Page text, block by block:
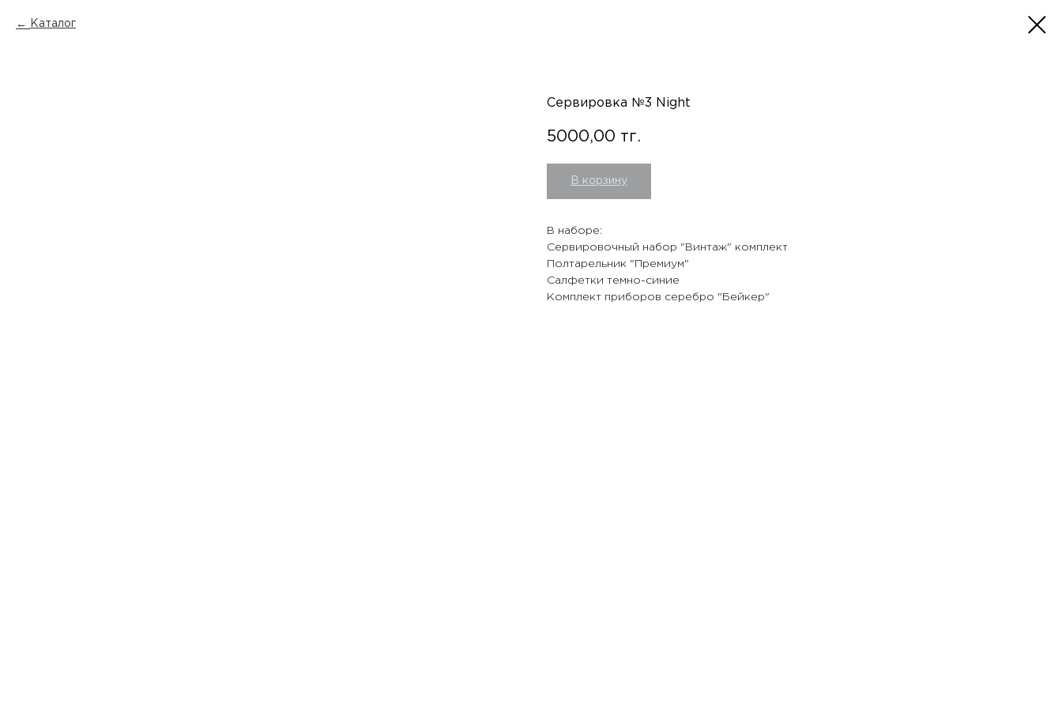
Каталог
Сервировка №3 Night
5000,00 тг.
В корзину
В наборе:
Сервировочный набор "Винтаж" комплект
Полтарельник "Премиум"
Салфетки темно-синие
Комплект приборов серебро "Бейкер"